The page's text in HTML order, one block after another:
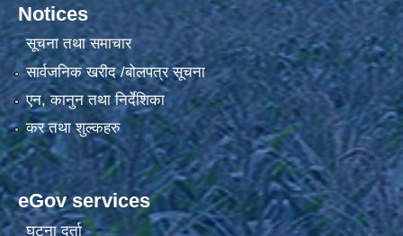
Notices
सूचना तथा समाचार
सार्वजनिक खरीद /बोलपत्र सूचना
एन, कानुन तथा निर्देशिका
कर तथा शुल्कहरु
eGov services
घटना दर्ता